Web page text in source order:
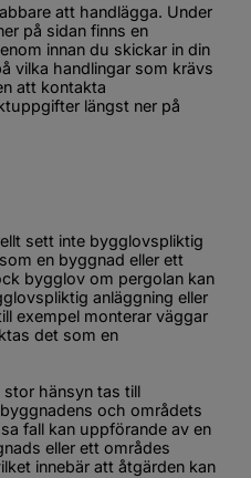
att handlägga. Under
på sidan finns en
innan du skickar in din
vilka handlingar som krävs
att kontakta
längst ner på
sett inte bygglovspliktig
en byggnad eller ett
bygglov om pergolan kan
anläggning eller
exempel monterar väggar
det som en
hänsyn tas till
och områdets
fall kan uppförande av en
eller ett områdes
innebär att åtgärden kan